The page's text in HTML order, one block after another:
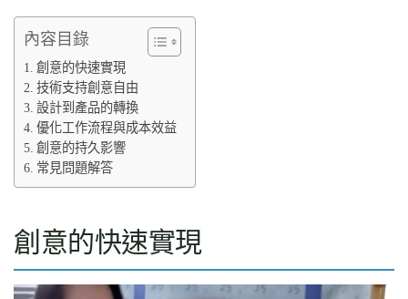
內容目錄
創意的快速實現
技術支持創意自由
設計到產品的轉換
優化工作流程與成本效益
創意的持久影響
常見問題解答
創意的快速實現